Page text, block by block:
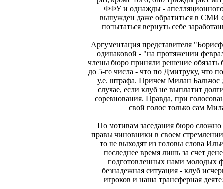
ФФУ и однажды -
вынужден даже обратиться в СМИ
попытаться вернуть себе
Аргументация представителя
одинаковой - "на протяжении
члены бюро приняли решение обязать
до 5-го числа - что по Дмитруку, что
у.е. штрафа. Причем Милан Бальчос
случае, если клуб не выплатит
соревнования. Правда, при
свой голос только сам
По мотивам заседания бюро
правы чиновники в своем
то не выходят из головы слова
последнее время лишь за счет
подготовленных нами молодых
безнадежная ситуация - клуб
игроков и наша трансферная